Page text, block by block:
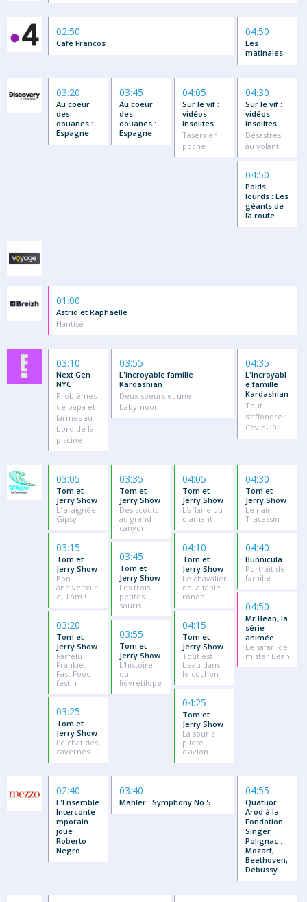
02:50
Café Francos
04:50
Les
matinales
03:20
Au coeur
des
douanes :
Espagne
03:45
Au coeur
des
douanes :
Espagne
04:05
Sur le vif :
vidéos
insolites
Tasers en
poche
04:30
Sur le vif :
vidéos
insolites
Désastres
au volant
04:50
Poids
lourds : Les
géants de
la route
01:00
Astrid et Raphaëlle
Hantise
03:10
Next Gen
NYC
Problèmes
de papa et
larmes au
bord de la
piscine
03:55
L'incroyable famille
Kardashian
Deux soeurs et une
babymoon
04:35
L'incroyabl
e famille
Kardashian
Tout
s'effondre :
Covid-19
03:05
Tom et
Jerry Show
L' araignée
Gipsy
03:15
Tom et
Jerry Show
Bon
anniversair
e, Tom !
03:20
Tom et
Jerry Show
Farfelu
Frankie,
Fast Food
festin
03:25
Tom et
Jerry Show
Le chat des
cavernes
03:35
Tom et
Jerry Show
Des scouts
au grand
canyon
03:45
Tom et
Jerry Show
Les trois
petites
souris
03:55
Tom et
Jerry Show
L'histoire
du
lièvretilope
04:05
Tom et
Jerry Show
L'affaire du
diamant
04:10
Tom et
Jerry Show
Le chavalier
de la table
ronde
04:15
Tom et
Jerry Show
Tout est
beau dans
le cochon
04:25
Tom et
Jerry Show
La souris
pilote
d'avion
04:30
Tom et
Jerry Show
Le nain
Tracassin
04:40
Bunnicula
Portrait de
famille
04:50
Mr Bean, la
série
animée
Le safari de
mister Bean
02:40
L'Ensemble
Interconte
mporain
joue
Roberto
Negro
03:40
Mahler : Symphony No.5
04:55
Quatuor
Arod à la
Fondation
Singer
Polignac :
Mozart,
Beethoven,
Debussy